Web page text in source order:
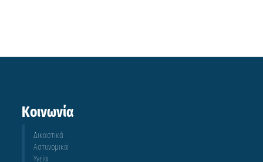
Κοινωνία
Δικαστικά
Αστυνομικά
Υγεία